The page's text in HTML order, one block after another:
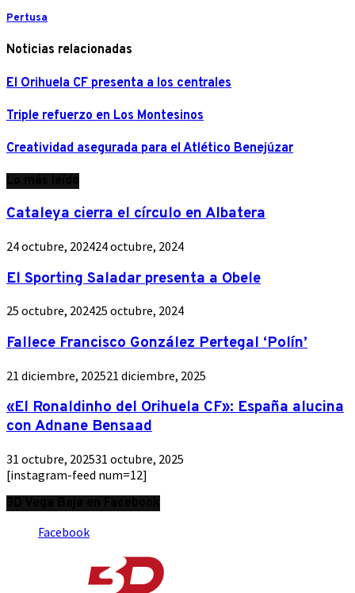
Pertusa
Noticias relacionadas
El Orihuela CF presenta a los centrales
Triple refuerzo en Los Montesinos
Creatividad asegurada para el Atlético Benejúzar
Cataleya cierra el círculo en Albatera
24 octubre, 202424 octubre, 2024
El Sporting Saladar presenta a Obele
25 octubre, 202425 octubre, 2024
Fallece Francisco González Pertegal ‘Polín’
21 diciembre, 202521 diciembre, 2025
«El Ronaldinho del Orihuela CF»: España alucina
con Adnane Bensaad
31 octubre, 202531 octubre, 2025
[instagram-feed num=12]
Facebook